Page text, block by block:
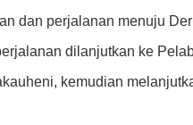
dan perjalanan menuju
dilanjutkan ke
kemudian